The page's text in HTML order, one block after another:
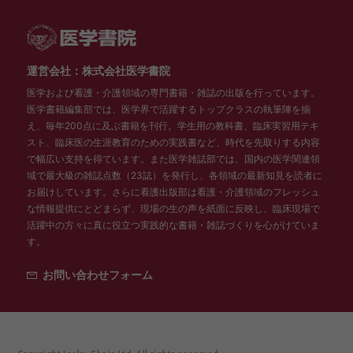
運営会社：株式会社医学書院
医学および看護・介護領域の専門書籍・雑誌の出版を行っています。
医学書籍編集部では、医学界で活躍するトップクラスの執筆陣を揃
え、毎年200点に及ぶ書籍を刊行。学生用の教科書、臨床実習用テキ
スト、臨床医の生涯教育のための実践書など、時代を先取りする内容
で幅広い支持を得ています。また医学雑誌部では、国内の医学関連領
域で最大級の雑誌点数（23誌）を発行し、各領域の最新知見を読者に
お届けしています。さらに看護出版部は看護・介護領域のフレッシュ
な情報提供にとどまらず、現場の生の声を紙面に反映し、臨床現場で
活躍中の方々に真に役立つ実践的な書籍・雑誌づくりを心がけていま
す。
お問い合わせフォーム